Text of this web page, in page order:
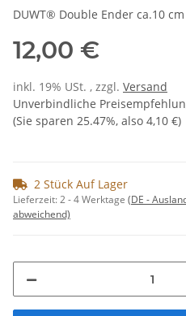
DUWT® Double Ender ca.10
12,00 €
inkl. 19% USt. , zzgl. Versand
Unverbindliche
(Sie sparen 25.47%, also 4,10 €)
2 Stück Auf Lager
Lieferzeit:2 - 4 Werktage (DE -
abweichend)